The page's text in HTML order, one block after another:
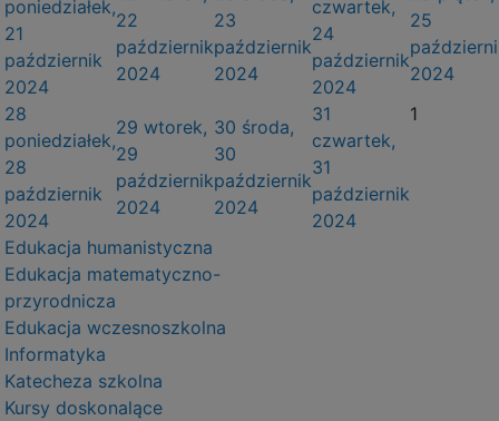
poniedziałek,
21
październik
2024
22
październik
2024
23
październik
2024
czwartek,
24
październik
2024
25
2024
28
poniedziałek,
28
październik
2024
29 wtorek,
29
październik
2024
30 środa,
30
październik
2024
31
czwartek,
31
październik
2024
1
Edukacja humanistyczna
Edukacja matematyczno-
przyrodnicza
Edukacja wczesnoszkolna
Informatyka
Katecheza szkolna
Kursy doskonalące